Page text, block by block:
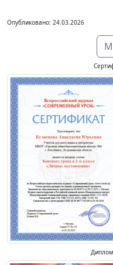
Опубликовано: 24.03.2026
Диплом